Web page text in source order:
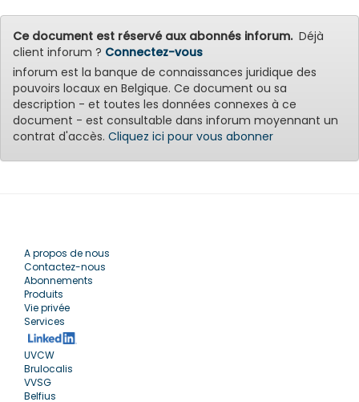
Ce document est réservé aux abonnés inforum.Déjà
client inforum ? Connectez-vous
inforum est la banque de connaissances juridique des
pouvoirs locaux en Belgique. Ce document ou sa
description - et toutes les données connexes à ce
document - est consultable dans inforum moyennant un
contrat d'accès. Cliquez ici pour vous abonner
A propos de nous
Contactez-nous
Abonnements
Produits
Vie privée
Services
UVCW
Brulocalis
VVSG
Belfius